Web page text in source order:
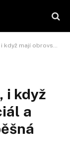
a schopnosti,“ říká úspěšná podnikatelka
i když
a